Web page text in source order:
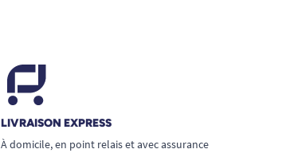
LIVRAISON EXPRESS
À domicile, en point relais et avec assurance